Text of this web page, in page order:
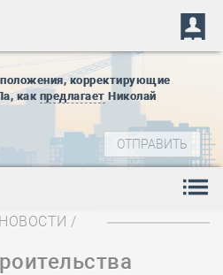
корректирующие
как предлагает Николай
НОВОСТИ /